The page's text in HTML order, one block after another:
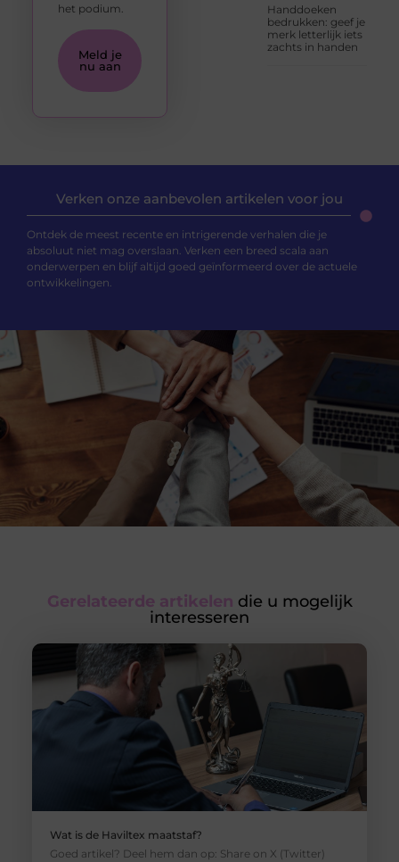
Handdoeken
bedrukken: geef je
merk letterlijk iets
zachts in handen
het podium.
Meld je
nu aan
Verken onze aanbevolen artikelen voor jou
Ontdek de meest recente en intrigerende verhalen die je
absoluut niet mag overslaan. Verken een breed scala aan
onderwerpen en blijf altijd goed geïnformeerd over de actuele
ontwikkelingen.
Gerelateerde artikelen die u mogelijk
interesseren
Wat is de Haviltex maatstaf?
Goed artikel? Deel hem dan op: Share on X (Twitter)